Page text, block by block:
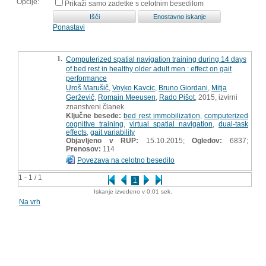
Prikaži samo zadetke s celotnim besedilom
Ponastavi
1 - 1 / 1 1
1. Computerized spatial navigation training during 14 days
of bed rest in healthy older adult men : effect on gait
performance
Uroš Marušič Voyko Kavcic Bruno Giordani Mitja
Gerževič Romain Meeusen Rado Pišot, 2015, izvirni
znanstveni članek
Ključne besede: bed rest immobilization ,computerized
cognitive training
virtual spatial navigation
dual-task
effects gait variability
Objavljeno v RUP: 15.10.2015;Ogledov:
6837;
Prenosov: 114
Povezava na celotno besedilo
Iskanje izvedeno v 0.01 sek.
Na vrh